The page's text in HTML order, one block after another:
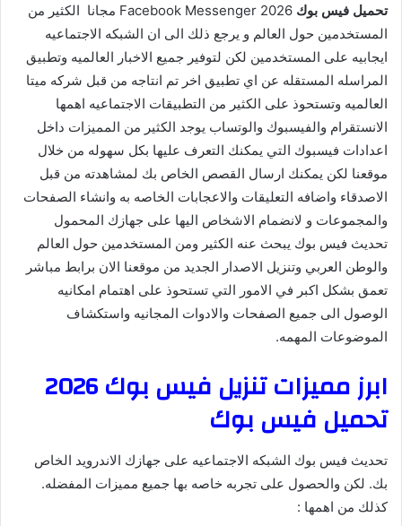
تحميل فيس بوك
2026 Facebook Messenger مجانا الكثير من
المستخدمين حول العالم و يرجع ذلك الى ان الشبكه الاجتماعيه
ايجابيه على المستخدمين لكن لتوفير جميع الاخبار العالميه وتطبيق
المراسله المستقله عن اي تطبيق اخر تم انتاجه من قبل شركه ميتا
العالميه وتستحوذ على الكثير من التطبيقات الاجتماعيه اهمها
الانستقرام والفيسبوك والوتساب يوجد الكثير من المميزات داخل
اعدادات فيسبوك التي يمكنك التعرف عليها بكل سهوله من خلال
موقعنا لكن يمكنك ارسال القصص الخاص بك لمشاهدته من قبل
الاصدقاء واضافه التعليقات والاعجابات الخاصه به وانشاء الصفحات
والمجموعات و لانضمام الاشخاص اليها على جهازك المحمول
تحديث فيس بوك يبحث عنه الكثير ومن المستخدمين حول العالم
والوطن العربي وتنزيل الاصدار الجديد من موقعنا الان برابط مباشر
تعمق بشكل اكبر في الامور التي تستحوذ على اهتمام امكانيه
الوصول الى جميع الصفحات والادوات المجانيه واستكشاف
الموضوعات المهمه.
ابرز مميزات تنزيل فيس بوك 2026
تحميل فيس بوك
تحديث فيس بوك الشبكه الاجتماعيه على جهازك الاندرويد الخاص
بك. لكن والحصول على تجربه خاصه بها جميع مميزات المفضله.
كذلك من اهمها :